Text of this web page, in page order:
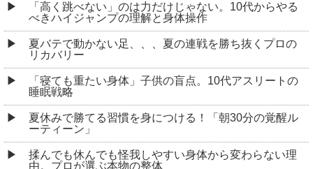
「高く跳べない」のは力だけじゃない。10代からやる
べきハイジャンプの理解と身体操作
夏バテで動かない足、、、夏の連戦を勝ち抜くプロの
リカバリー
「寝ても重たい身体」子供の盲点。10代アスリートの
睡眠戦略
夏休みで勝てる習慣を身につける！「朝30分の覚醒ル
ーティーン」
揉んでも休んでも怪我しやすい身体から変わらない理
由。プロが選ぶ本物の整体